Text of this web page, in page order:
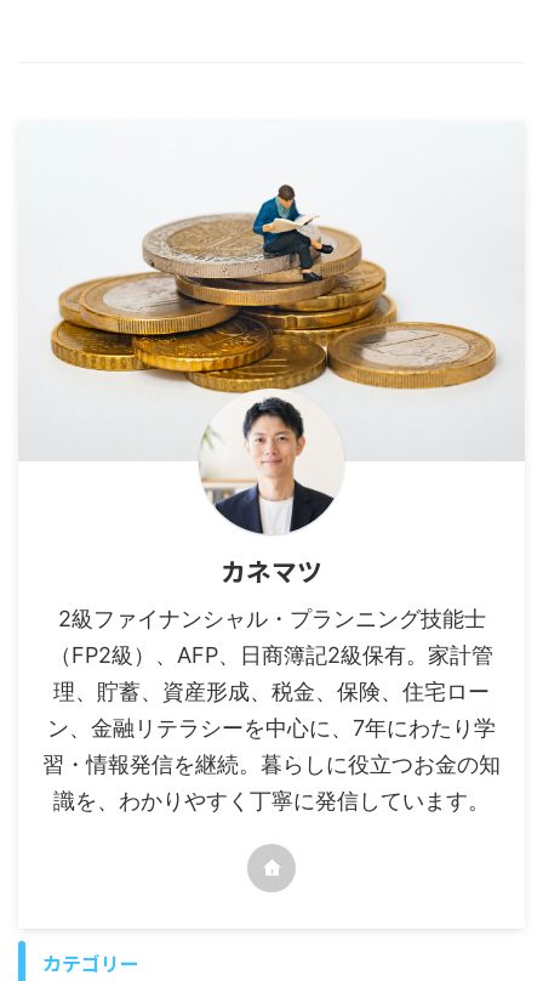
カネマツ
2級ファイナンシャル・プランニング技能士
（FP2級）、AFP、日商簿記2級保有。家計管
理、貯蓄、資産形成、税金、保険、住宅ロー
ン、金融リテラシーを中心に、7年にわたり学
習・情報発信を継続。暮らしに役立つお金の知
識を、わかりやすく丁寧に発信しています。
カテゴリー